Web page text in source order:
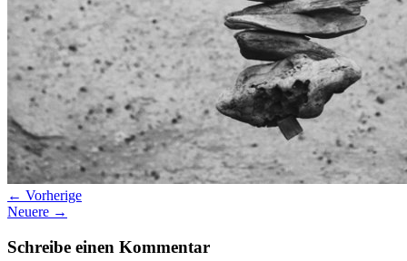
← Vorherige
Neuere →
Schreibe einen Kommentar